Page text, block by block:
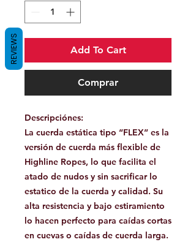
Add To Cart
Comprar
Descripciónes:
La cuerda estática tipo “FLEX” es la
versión de cuerda más flexible de
Highline Ropes, lo que facilita el
atado de nudos y sin sacrificar lo
estatico de la cuerda y calidad. Su
alta resistencia y bajo estiramiento
lo hacen perfecto para caídas cortas
en cuevas o caídas de cuerda larga.
REVIEWS